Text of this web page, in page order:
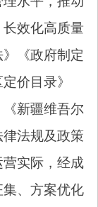
优化
什市
现就
务收
区、
监督